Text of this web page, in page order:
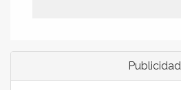
Publicidad